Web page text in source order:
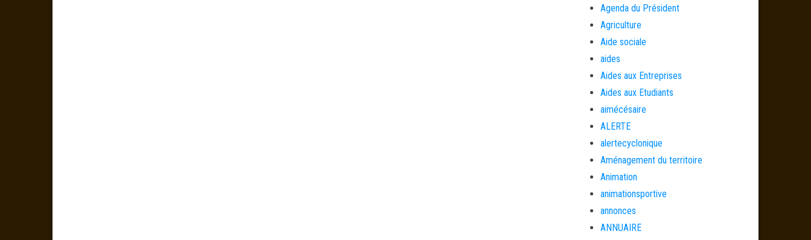
Agenda du Président
Agriculture
Aide sociale
aides
Aides aux Entreprises
Aides aux Etudiants
aimécésaire
ALERTE
alertecyclonique
Aménagement du territoire
Animation
animationsportive
annonces
ANNUAIRE